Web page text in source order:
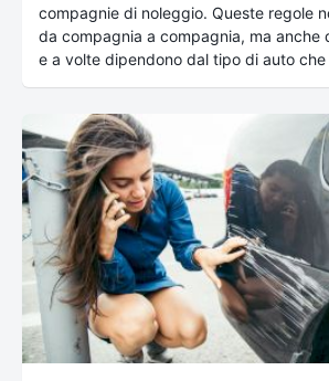
compagnie di noleggio. Queste regole
da compagnia a compagnia, ma anche
e a volte dipendono dal tipo di auto